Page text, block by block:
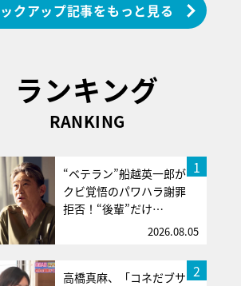
クアップ記事をもっと見る
ランキング
RANKING
1
“ベテラン”船越英一郎が
クビ覚悟のパワハラ謝罪
拒否！“後輩”だけ…
2026.08.05
2
高橋真麻、「コネだブサ